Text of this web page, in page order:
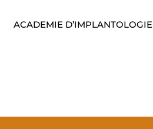
ACADEMIE D’IMPLANTOLOGIE